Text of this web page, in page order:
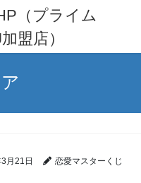
（プライム
盟店）
月21日
恋愛マスターくじ